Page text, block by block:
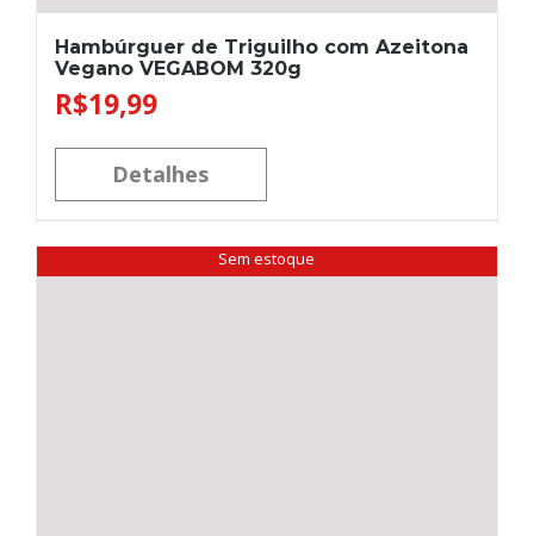
Hambúrguer de Triguilho com Azeitona
Vegano VEGABOM 320g
R$19,99
Detalhes
Sem estoque